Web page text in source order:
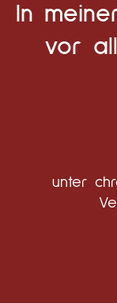
In
vor
unter